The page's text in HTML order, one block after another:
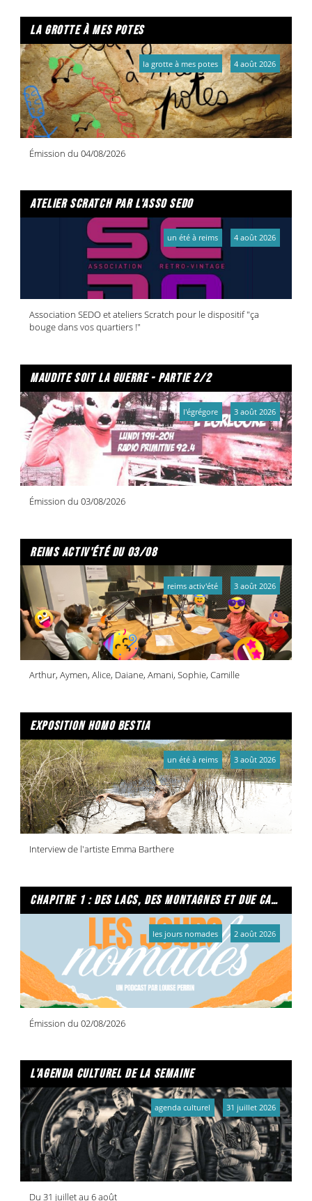
la grotte à mes potes
Émission du 04/08/2026
la grotte à mes potes 4 août 2026
atelier scratch par l'asso sedo
Association SEDO et ateliers Scratch pour le dispositif "ça
bouge dans vos quartiers !"
un été à reims 4 août 2026
maudite soit la guerre - partie 2/2
Émission du 03/08/2026
l'égrégore 3 août 2026
reims activ'été du 03/08
Arthur, Aymen, Alice, Daiane, Amani, Sophie, Camille
reims activ'été 3 août 2026
exposition homo bestia
Interview de l'artiste Emma Barthere
un été à reims 3 août 2026
chapitre 1 : des lacs, des montagnes et due caffe per favore
Émission du 02/08/2026
les jours nomades 2 août 2026
l'agenda culturel de la semaine
Du 31 juillet au 6 août
agenda culturel 31 juillet 2026